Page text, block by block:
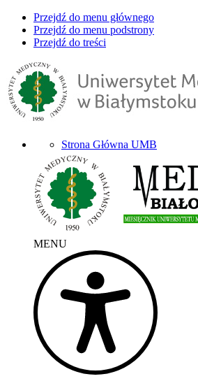
Przejdź do menu głównego
Przejdź do menu podstrony
Przejdź do treści
Strona Główna UMB
MENU